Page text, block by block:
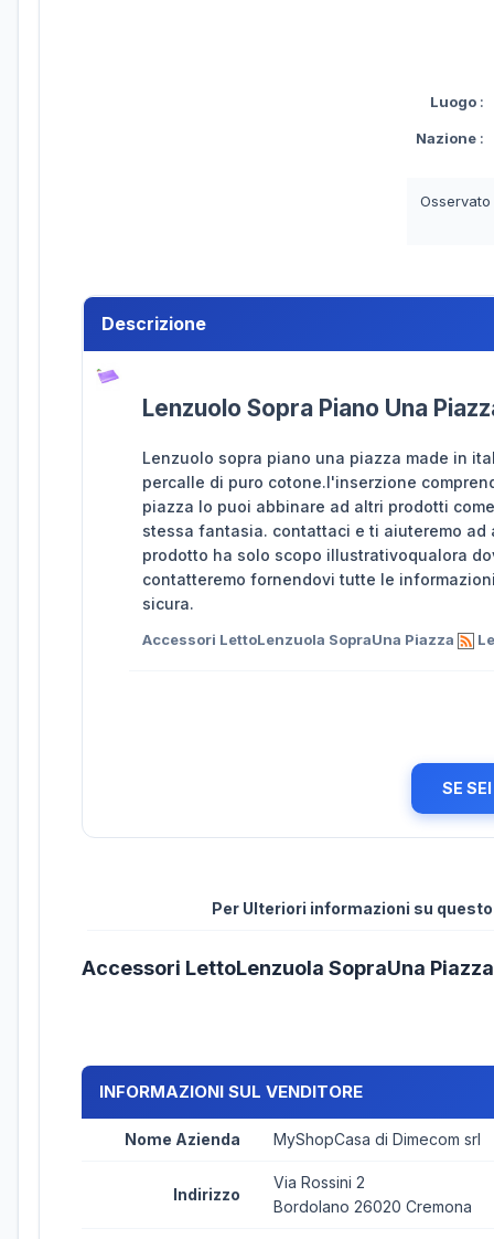
Luogo :
Nazione :
Descrizione
Lenzuolo Sopra Piano Una
Lenzuolo sopra piano una piazza made in
percalle di puro cotone.l'inserzione
piazza lo puoi abbinare ad altri prodotti
stessa fantasia. contattaci e ti aiuteremo
prodotto ha solo scopo illustrativoqualora
contatteremo fornendovi tutte le
sicura.
Accessori LettoLenzuola SopraUna Piazza
SE
Per Ulteriori informazioni su
Accessori LettoLenzuola SopraUna
INFORMAZIONI SUL VENDITORE
Nome Azienda MyShopCasa di Dimecom srl
Indirizzo
Via Rossini 2
Bordolano 26020 Cremona